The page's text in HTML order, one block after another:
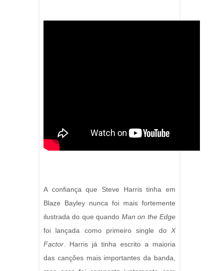
A confiança que Steve Harris tinha em
Blaze Bayley nunca foi mais fortemente
ilustrada do que quando Man on the Edge
foi lançada como primeiro single do X
Factor. Harris já tinha escrito a maioria
das canções mais importantes da banda,